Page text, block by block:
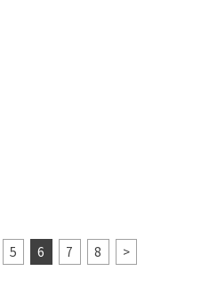
5 6 7 8 >